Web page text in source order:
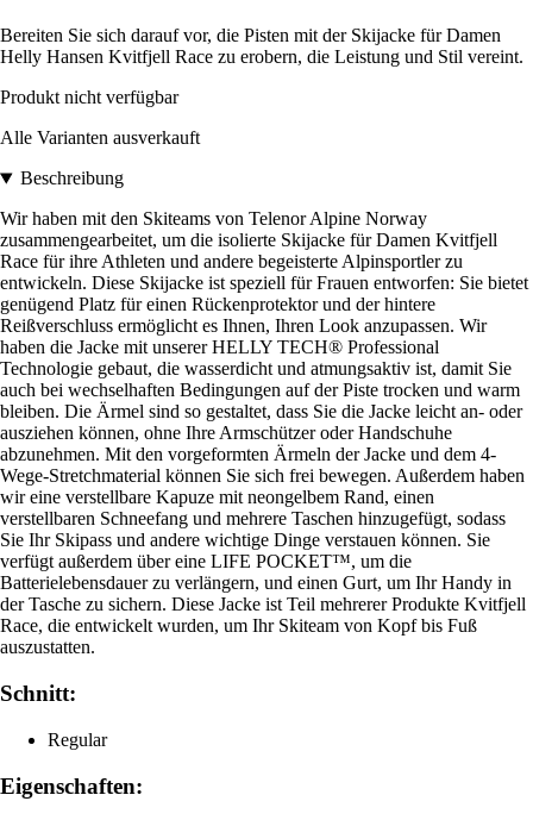
Bereiten Sie sich darauf vor, die Pisten mit der Skijacke für Damen
Helly Hansen Kvitfjell Race zu erobern, die Leistung und Stil vereint.
Produkt nicht verfügbar
Alle Varianten ausverkauft
Beschreibung
Wir haben mit den Skiteams von Telenor Alpine Norway
zusammengearbeitet, um die isolierte Skijacke für Damen Kvitfjell
Race für ihre Athleten und andere begeisterte Alpinsportler zu
entwickeln. Diese Skijacke ist speziell für Frauen entworfen: Sie bietet
genügend Platz für einen Rückenprotektor und der hintere
Reißverschluss ermöglicht es Ihnen, Ihren Look anzupassen. Wir
haben die Jacke mit unserer HELLY TECH® Professional
Technologie gebaut, die wasserdicht und atmungsaktiv ist, damit Sie
auch bei wechselhaften Bedingungen auf der Piste trocken und warm
bleiben. Die Ärmel sind so gestaltet, dass Sie die Jacke leicht an- oder
ausziehen können, ohne Ihre Armschützer oder Handschuhe
abzunehmen. Mit den vorgeformten Ärmeln der Jacke und dem 4-
Wege-Stretchmaterial können Sie sich frei bewegen. Außerdem haben
wir eine verstellbare Kapuze mit neongelbem Rand, einen
verstellbaren Schneefang und mehrere Taschen hinzugefügt, sodass
Sie Ihr Skipass und andere wichtige Dinge verstauen können. Sie
verfügt außerdem über eine LIFE POCKET™, um die
Batterielebensdauer zu verlängern, und einen Gurt, um Ihr Handy in
der Tasche zu sichern. Diese Jacke ist Teil mehrerer Produkte Kvitfjell
Race, die entwickelt wurden, um Ihr Skiteam von Kopf bis Fuß
auszustatten.
Schnitt:
Regular
Eigenschaften: